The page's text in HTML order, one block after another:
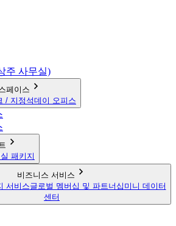
주 사무실)
페이스
/ 지정석데이 오피스
패키지
비즈니스 서비스
서비스글로벌 멤버십 및 파트너십 미니 데이터
센터